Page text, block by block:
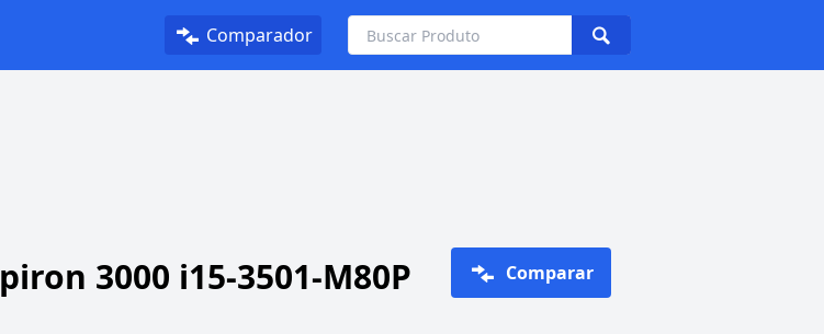
Comparador
3000 i15-3501-M80P Comparar